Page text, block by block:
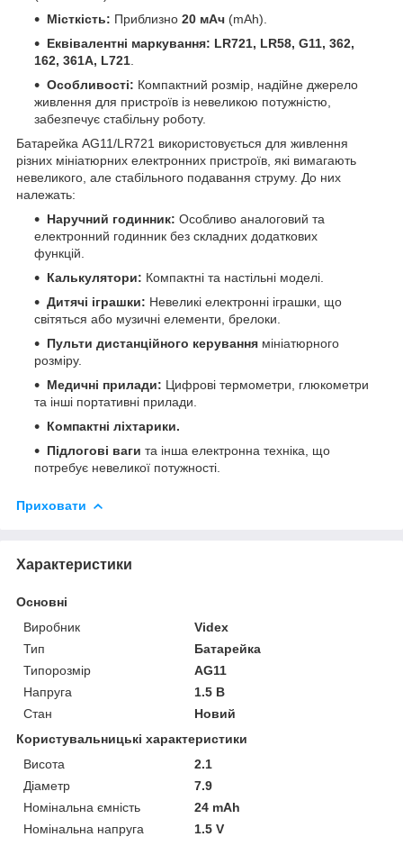
Місткість: Приблизно 20 мАч (mAh).
Еквівалентні маркування: LR721, LR58, G11, 362,
162, 361A, L721
Особливості: Компактний розмір, надійне джерело
живлення для пристроїв із невеликою потужністю,
забезпечує стабільну роботу.
Батарейка AG11/LR721 використовується для живлення
різних мініатюрних електронних пристроїв, які вимагають
невеликого, але стабільного подавання струму. До них
належать:
Наручний годинник: Особливо аналоговий та
електронний годинник без складних додаткових
функцій.
Калькулятори: Компактні та настільні моделі.
Дитячі іграшки: Невеликі електронні іграшки, що
світяться або музичні елементи, брелоки.
Пульти дистанційного керування мініатюрного
розміру.
Медичні прилади: Цифрові термометри, глюкометри
та інші портативні прилади.
Компактні ліхтарики.
Підлогові ваги та інша електронна техніка, що
потребує невеликої потужності.
Приховати
Характеристики
Основні
Виробник
Videx
Тип
Батарейка
Типорозмір
AG11
Напруга
1.5 В
Стан
Новий
Користувальницькі характеристики
Висота
2.1
Діаметр
7.9
Номінальна ємність
24 mAh
Номінальна напруга
1.5 V